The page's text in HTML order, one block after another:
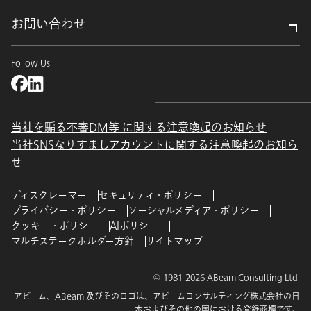
お問い合わせ
Follow Us
当社を騙る不審DM等 に関する注意喚起のお知らせ
当社SNSなりすましアカウントに関する注意喚起のお知ら
せ
ディスクレーマー
セキュリティ・ポリシー
プライバシー・ポリシー
ソーシャルメディア・ポリシー
クッキー・ポリシー
AIポリシー
マルチステークホルダー方針
サイトマップ
© 1981-2026 ABeam Consulting Ltd.
アビーム、ABeam 及びそのロゴは、アビームコンサルティング株式会社の日